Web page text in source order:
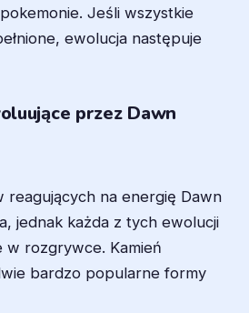
Jeśli wszystkie
ewolucja następuje
przez Dawn
reagujących na energię Dawn
jednak każda z tych ewolucji
w rozgrywce. Kamień
bardzo popularne formy